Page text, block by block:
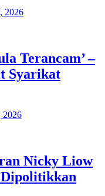
2026
Terancam’ –
Syarikat
2026
Nicky Liow